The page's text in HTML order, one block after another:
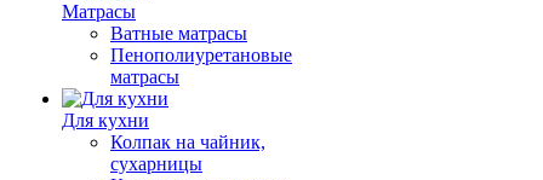
Матрасы
Ватные матрасы
Пенополиуретановые
матрасы
Для кухни
Колпак на чайник,
сухарницы